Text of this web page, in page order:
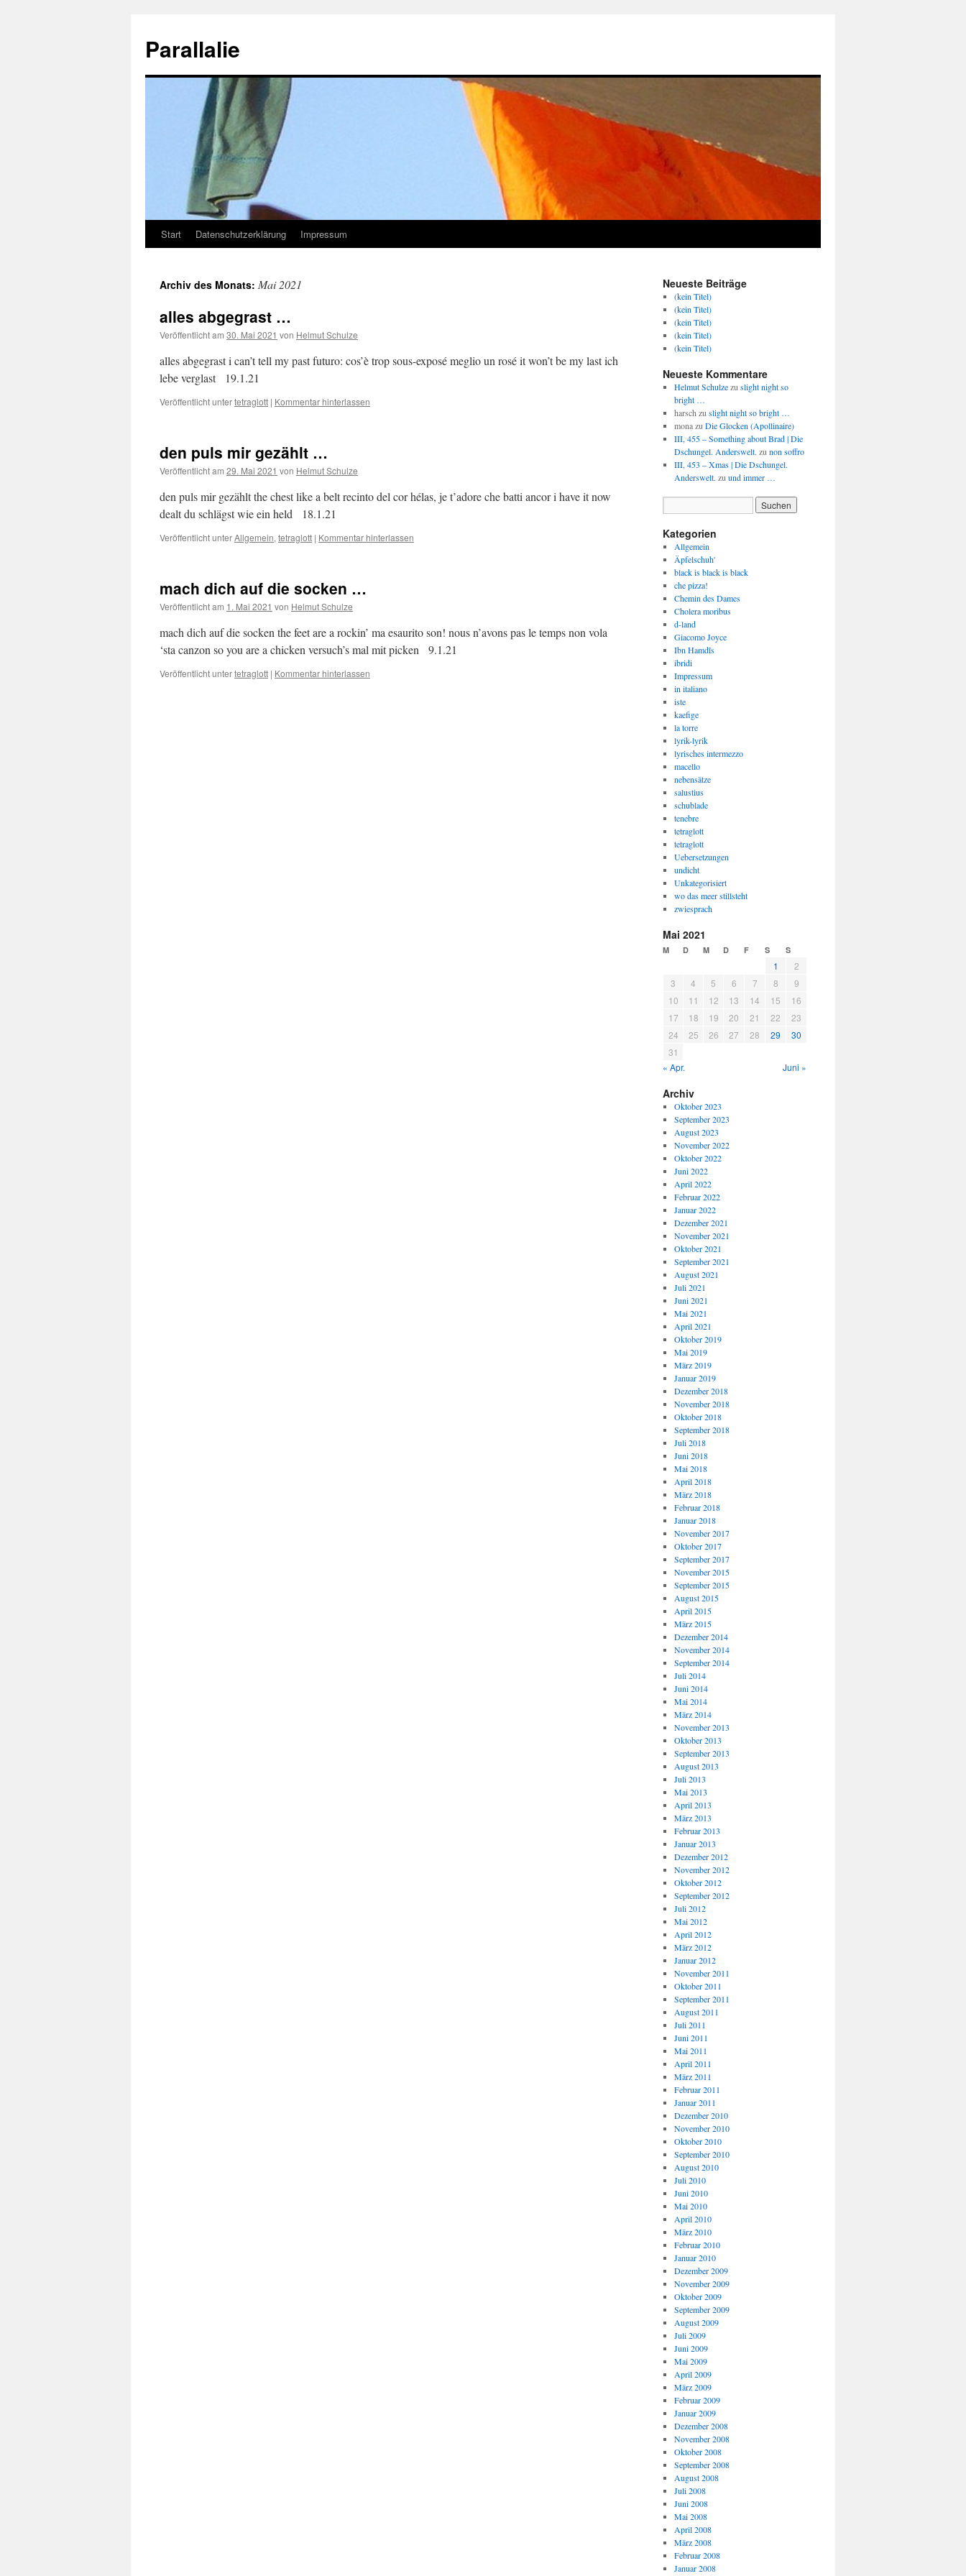
springen
Parallalie
Start Datenschutzerklärung Impressum
Archiv des Monats: Mai 2021
alles abgegrast …
Veröffentlicht am 30. Mai 2021 von Helmut Schulze
alles abgegrast i can’t tell my past futuro: cos’è trop sous-exposé meglio un rosé it won’t be my last ich
lebe verglast 19.1.21
Veröffentlicht untertetraglott | Kommentar hinterlassen
den puls mir gezählt …
Veröffentlicht am 29. Mai 2021 von Helmut Schulze
den puls mir gezählt the chest like a belt recinto del cor hélas, je t’adore che batti ancor i have it now
dealt du schlägst wie ein held 18.1.21
Veröffentlicht unterAllgemein, tetraglott | Kommentar hinterlassen
mach dich auf die socken …
Veröffentlicht am 1. Mai 2021 von Helmut Schulze
mach dich auf die socken the feet are a rockin’ ma esaurito son! nous n’avons pas le temps non vola
‘sta canzon so you are a chicken versuch’s mal mit picken 9.1.21
Veröffentlicht untertetraglott | Kommentar hinterlassen
Neueste Beiträge
(kein Titel)
(kein Titel)
(kein Titel)
(kein Titel)
(kein Titel)
Neueste Kommentare
Helmut Schulzezu slight night so
bright …
harsch zu slight night so bright …
monazu Die Glocken (Apollinaire)
III, 455 – Something about Brad | Die
Dschungel. Anderswelt. zu non soffro
III, 453 – Xmas | Die Dschungel.
Anderswelt. zu und immer …
Kategorien
Allgemein
Äpfelschuh'
black is black is black
che pizza!
Chemin des Dames
Cholera moribus
d-land
Giacomo Joyce
Ibn Hamdîs
ibridi
Impressum
in italiano
iste
kaefige
la torre
lyrik-lyrik
lyrisches intermezzo
macello
nebensätze
salustius
schublade
tenebre
tetraglott
tetraglott
Uebersetzungen
undicht
Unkategorisiert
wo das meer stillsteht
zwiesprach
Mai 2021
M D M D F S S
1
2
3
4 5 6 7 8
9
10
11 12 13 14 15
16
17
18 19 20 21 22
23
24
25 26 27 28 29
30
31
« Apr.
Juni »
Archiv
Oktober 2023
September 2023
August 2023
November 2022
Oktober 2022
Juni 2022
April 2022
Februar 2022
Januar 2022
Dezember 2021
November 2021
Oktober 2021
September 2021
August 2021
Juli 2021
Juni 2021
Mai 2021
April 2021
Oktober 2019
Mai 2019
März 2019
Januar 2019
Dezember 2018
November 2018
Oktober 2018
September 2018
Juli 2018
Juni 2018
Mai 2018
April 2018
März 2018
Februar 2018
Januar 2018
November 2017
Oktober 2017
September 2017
November 2015
September 2015
August 2015
April 2015
März 2015
Dezember 2014
November 2014
September 2014
Juli 2014
Juni 2014
Mai 2014
März 2014
November 2013
Oktober 2013
September 2013
August 2013
Juli 2013
Mai 2013
April 2013
März 2013
Februar 2013
Januar 2013
Dezember 2012
November 2012
Oktober 2012
September 2012
Juli 2012
Mai 2012
April 2012
März 2012
Januar 2012
November 2011
Oktober 2011
September 2011
August 2011
Juli 2011
Juni 2011
Mai 2011
April 2011
März 2011
Februar 2011
Januar 2011
Dezember 2010
November 2010
Oktober 2010
September 2010
August 2010
Juli 2010
Juni 2010
Mai 2010
April 2010
März 2010
Februar 2010
Januar 2010
Dezember 2009
November 2009
Oktober 2009
September 2009
August 2009
Juli 2009
Juni 2009
Mai 2009
April 2009
März 2009
Februar 2009
Januar 2009
Dezember 2008
November 2008
Oktober 2008
September 2008
August 2008
Juli 2008
Juni 2008
Mai 2008
April 2008
März 2008
Februar 2008
Januar 2008